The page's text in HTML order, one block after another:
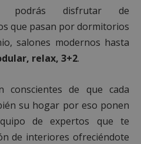
podrás disfrutar de
que pasan por dormitorios
salones modernos hasta
relax, 3+2.
conscientes de que cada
su hogar por eso ponen
de expertos que te
de interiores ofreciéndote